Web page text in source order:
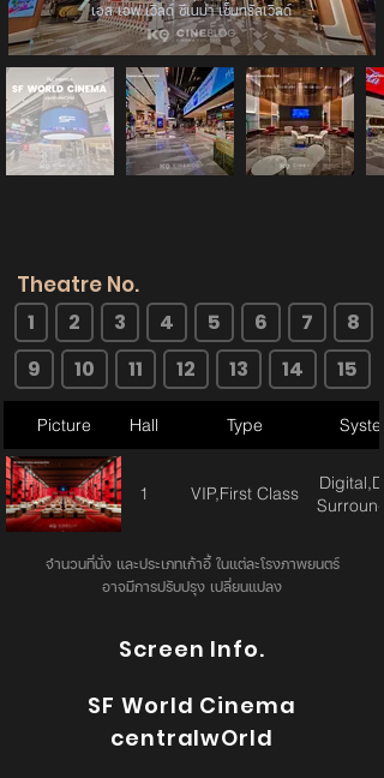
เอส เอฟ เวิลด์ ซีเนม่า เซ็นทรัลเวิลด์
Theatre No.
1 2 3 4 5 6 7
8
9
10 11 12 13 14 15
Picture Hall Type System
1 VIP,First Class
จำนวนที่นั่ง และประเภทเก้าอี้ ในแต่ละโรงภาพยนตร์
อาจมีการปรับปรุง เปลี่ยนแปลง
Screen Info.
SF World Cinema
centralwOrld